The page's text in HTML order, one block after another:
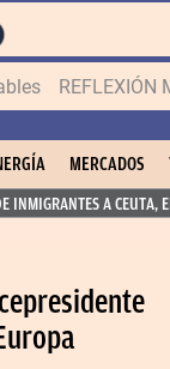
REFLEXIÓN
MERCADOS
INMIGRANTES A CEUTA,